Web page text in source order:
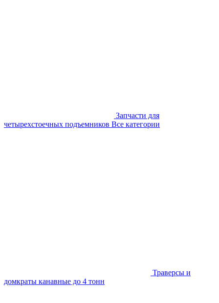
Запчасти для
четырехстоечных подъемников Все категории
Траверсы и
домкраты канавные до 4 тонн